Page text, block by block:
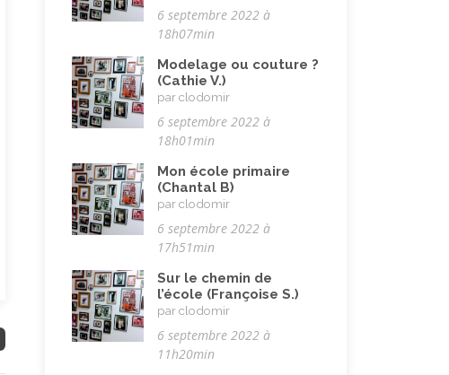
6 septembre 2022 à
18h07min
Modelage ou couture ?
(Cathie V.)
par clodomir
6 septembre 2022 à
18h01min
Mon école primaire
(Chantal B)
par clodomir
6 septembre 2022 à
17h51min
Sur le chemin de
l’école (Françoise S.)
par clodomir
6 septembre 2022 à
11h20min